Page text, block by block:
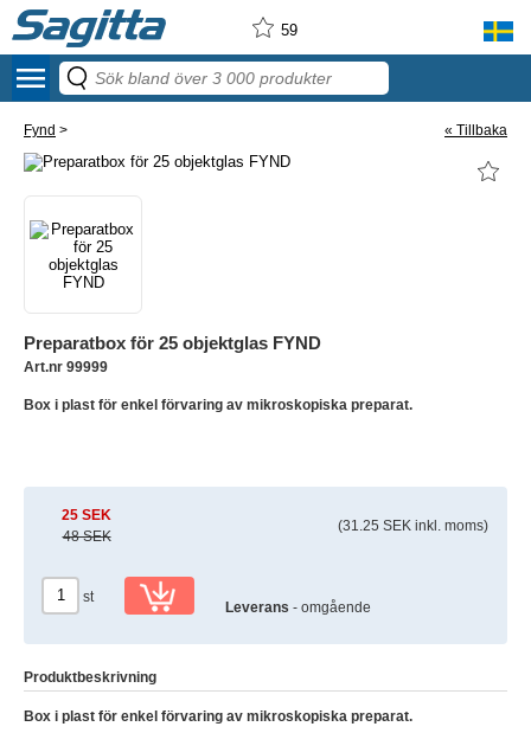
59
menu
Fynd > « Tillbaka
Preparatbox för 25 objektglas FYND
Art.nr 99999
Box i plast för enkel förvaring av mikroskopiska preparat.
25 SEK
48 SEK
(31.25 SEK inkl. moms)
st
Leverans - omgående
Produktbeskrivning
Box i plast för enkel förvaring av mikroskopiska preparat.